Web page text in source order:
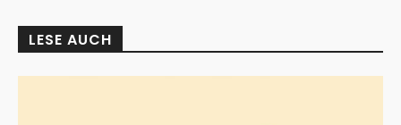
LESE AUCH